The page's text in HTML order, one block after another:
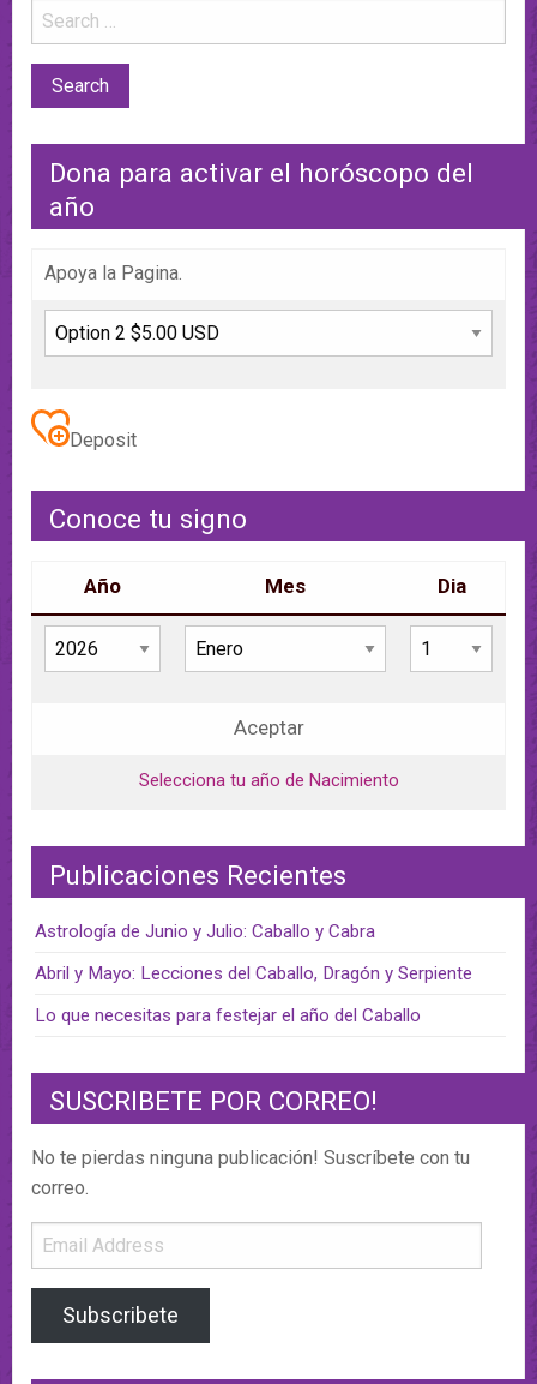
Dona para activar el horóscopo del
año
Apoya la Pagina.
Deposit
Conoce tu signo
Año Mes Dia
Aceptar
Selecciona tu año de Nacimiento
Publicaciones Recientes
Astrología de Junio y Julio: Caballo y Cabra
Abril y Mayo: Lecciones del Caballo, Dragón y Serpiente
Lo que necesitas para festejar el año del Caballo
SUSCRIBETE POR CORREO!
No te pierdas ninguna publicación! Suscríbete con tu
correo.
Email
Address
Subscribete